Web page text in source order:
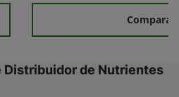
Comparar
Distribuidor de Nutrientes